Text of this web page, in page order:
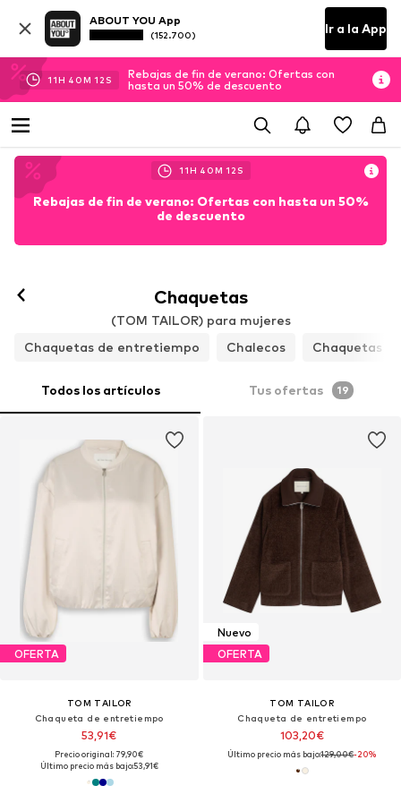
ABOUT YOU App
(152.700) Ir a la App
11H 40M 11 S
Rebajas de fin de verano: Ofertas con
hasta un 50% de descuento
11H 40M 11 S
Rebajas de fin de verano: Ofertas con hasta un 50%
de descuento
Chaquetas
(TOM TAILOR) para mujeres
Chaquetas de entretiempo
Chalecos Chaquetas
Todos los artículos Tus ofertas 19
OFERTA
TOM TAILOR
Chaqueta de entretiempo
53,91€
Precio original: 79,90€
Último precio más bajo:53,91€
Nuevo
OFERTA
TOM TAILOR
Chaqueta de entretiempo
103,20€
Último precio más bajo:129,00€-20%